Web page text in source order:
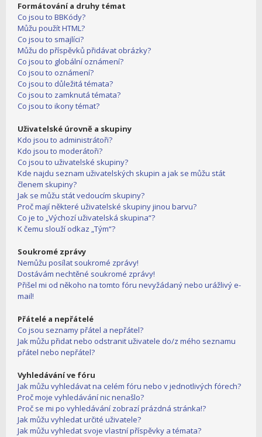
Formátování a druhy témat
Co jsou to BBKódy?
Můžu použít HTML?
Co jsou to smajlíci?
Můžu do příspěvků přidávat obrázky?
Co jsou to globální oznámení?
Co jsou to oznámení?
Co jsou to důležitá témata?
Co jsou to zamknutá témata?
Co jsou to ikony témat?
Uživatelské úrovně a skupiny
Kdo jsou to administrátoři?
Kdo jsou to moderátoři?
Co jsou to uživatelské skupiny?
Kde najdu seznam uživatelských skupin a jak se můžu stát
členem skupiny?
Jak se můžu stát vedoucím skupiny?
Proč mají některé uživatelské skupiny jinou barvu?
Co je to „Výchozí uživatelská skupina“?
K čemu slouží odkaz „Tým“?
Soukromé zprávy
Nemůžu posílat soukromé zprávy!
Dostávám nechtěné soukromé zprávy!
Přišel mi od někoho na tomto fóru nevyžádaný nebo urážlivý e-
mail!
Přátelé a nepřátelé
Co jsou seznamy přátel a nepřátel?
Jak můžu přidat nebo odstranit uživatele do/z mého seznamu
přátel nebo nepřátel?
Vyhledávání ve fóru
Jak můžu vyhledávat na celém fóru nebo v jednotlivých fórech?
Proč moje vyhledávání nic nenašlo?
Proč se mi po vyhledávání zobrazí prázdná stránka!?
Jak můžu vyhledat určité uživatele?
Jak můžu vyhledat svoje vlastní příspěvky a témata?